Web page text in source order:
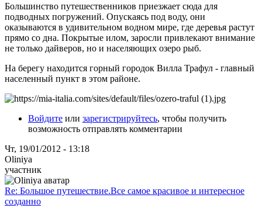
Большинство путешественников приезжает сюда для
подводных погружений. Опускаясь под воду, они
оказываются в удивительном водном мире, где деревья растут
прямо со дна. Покрытые илом, заросли привлекают внимание
не только дайверов, но и населяющих озеро рыб.
На берегу находится горный городок Вилла Трафул - главный
населенный пункт в этом районе.
Войдите или зарегистрируйтесь, чтобы получить
возможность отправлять комментарии
Чт, 19/01/2012 - 13:18
Oliniya
участник
Re: Большое путешествие.Все самое красивое и интересное
созданно